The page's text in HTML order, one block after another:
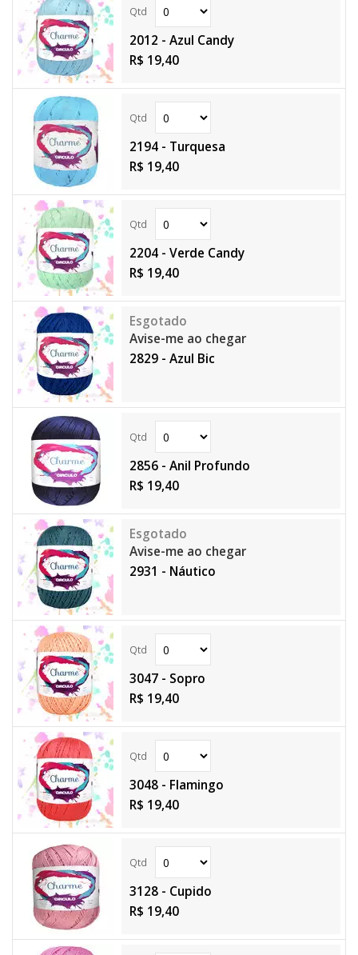
2012 - Azul Candy
R$ 19,40
2194 - Turquesa
R$ 19,40
2204 - Verde Candy
R$ 19,40
Avise-me ao chegar
2829 - Azul Bic
2856 - Anil Profundo
R$ 19,40
Avise-me ao chegar
2931 - Náutico
3047 - Sopro
R$ 19,40
3048 - Flamingo
R$ 19,40
3128 - Cupido
R$ 19,40